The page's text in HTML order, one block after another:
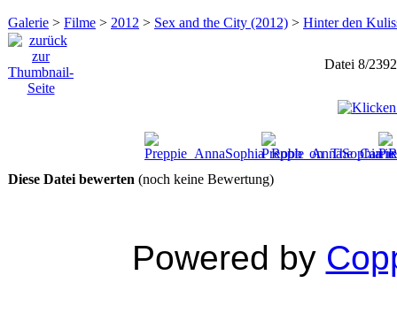
Galerie > Filme > 2012 > Sex and the City (2012) > Hinter den
Datei 8/2392
Diese Datei bewerten (noch keine Bewertung)
Powered by